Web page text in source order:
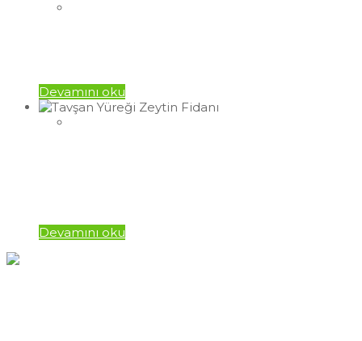
Devamını oku
Devamını oku